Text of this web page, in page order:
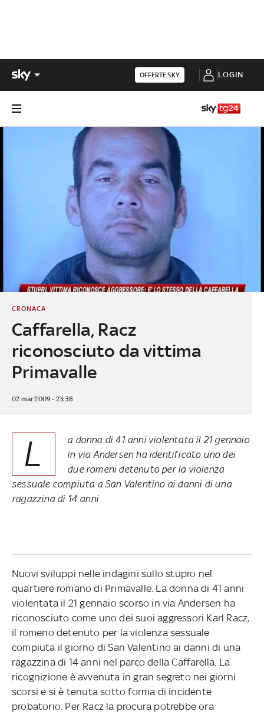
OFFERTE SKY LOGIN
Caffarella, Racz
riconosciuto da vittima
Primavalle
CRONACA
02 mar 2009 - 23:38
L
a donna di 41 anni violentata il 21 gennaio
in via Andersen ha identificato uno dei
due romeni detenuto per la violenza
sessuale compiuta a San Valentino ai danni di una
ragazzina di 14 anni
Nuovi sviluppi nelle indagini sullo stupro nel
quartiere romano di Primavalle. La donna di 41 anni
violentata il 21 gennaio scorso in via Andersen ha
riconosciuto come uno dei suoi aggressori Karl Racz,
il romeno detenuto per la violenza sessuale
compiuta il giorno di San Valentino ai danni di una
ragazzina di 14 anni nel parco della Caffarella. La
ricognizione è avvenuta in gran segreto nei giorni
scorsi e si è tenuta sotto forma di incidente
probatorio. Per Racz la procura potrebbe ora